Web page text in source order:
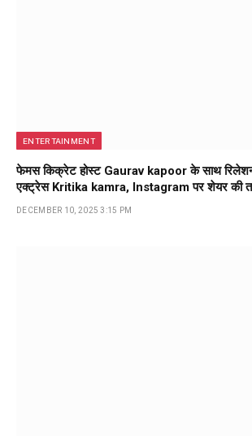
ENTERTAINMENT
फेमस किक्रेट होस्ट Gaurav kapoor के साथ
एक्ट्रेस Kritika kamra, Instagram पर शेयर की
DECEMBER 10, 2025 3:15 PM